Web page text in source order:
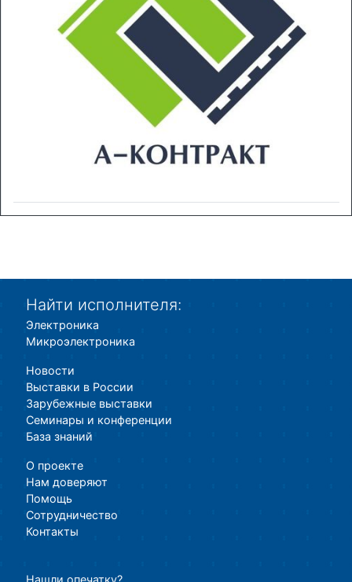
Найти исполнителя:
Электроника
Микроэлектроника
Новости
Выставки в России
Зарубежные выставки
Семинары и конференции
База знаний
О проекте
Нам доверяют
Помощь
Сотрудничество
Контакты
Нашли опечатку?